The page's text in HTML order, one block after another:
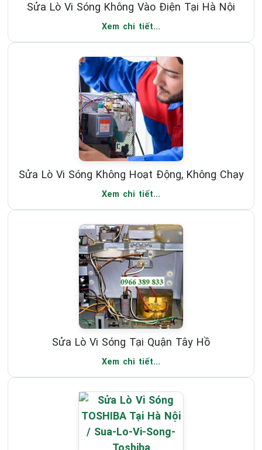
Sửa Lò Vi Sóng Không Vào Điện Tại Hà Nội
Xem chi tiết...
Sửa Lò Vi Sóng Không Hoạt Động, Không Chạy
Xem chi tiết...
Sửa Lò Vi Sóng Tại Quận Tây Hồ
Xem chi tiết...